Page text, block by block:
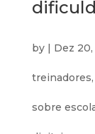
by | Dez
treinadores,
sobre